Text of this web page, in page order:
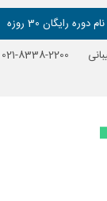
دوره رایگان 30 روزه
2200-8338-021